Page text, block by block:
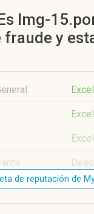
Img-
y
de reputación de